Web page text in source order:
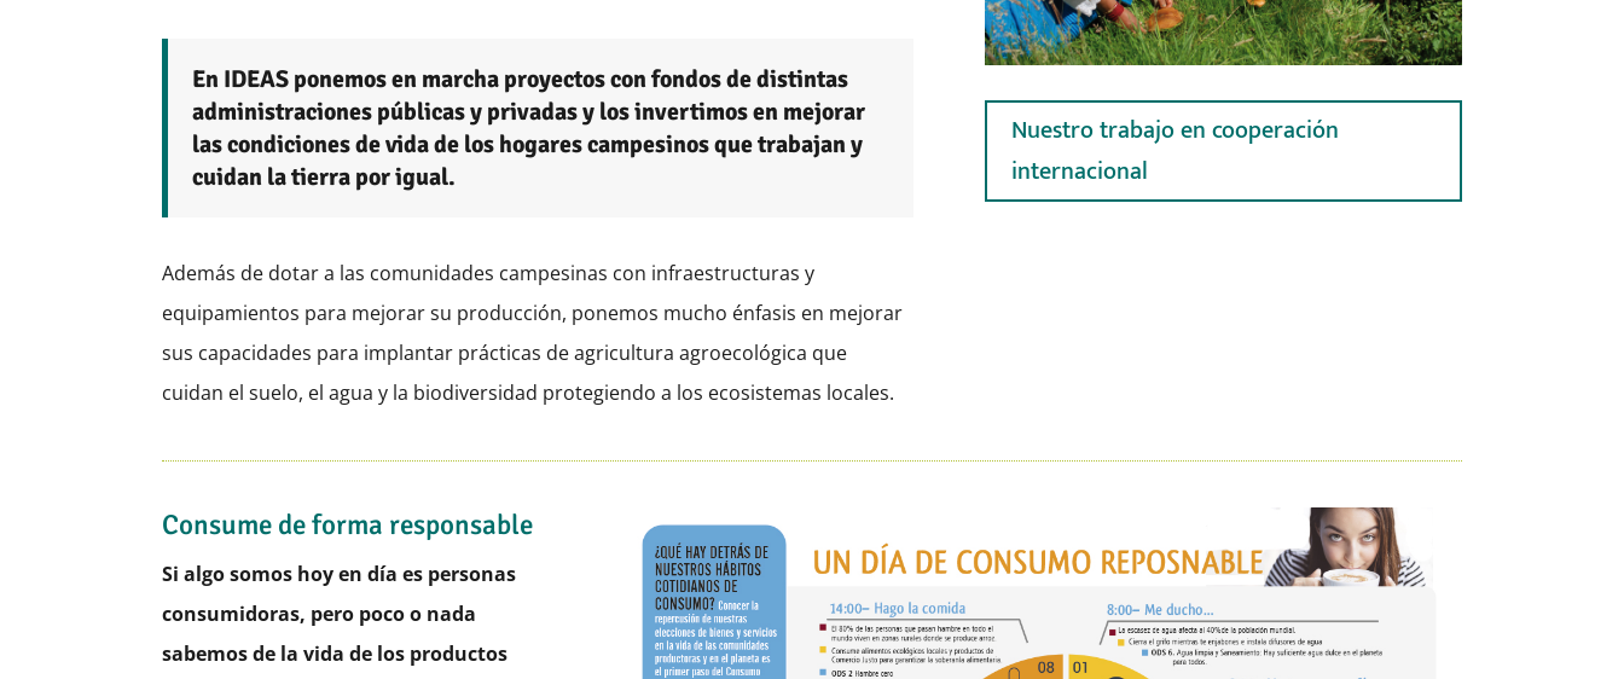
En IDEAS ponemos en marcha proyectos con fondos de distintas
administraciones públicas y privadas y los invertimos en mejorar
las condiciones de vida de los hogares campesinos que trabajan y
cuidan la tierra por igual.
Además de dotar a las comunidades campesinas con infraestructuras y
equipamientos para mejorar su producción, ponemos mucho énfasis en mejorar
sus capacidades para implantar prácticas de agricultura agroecológica que
cuidan el suelo, el agua y la biodiversidad protegiendo a los ecosistemas locales.
Nuestro trabajo en cooperación
internacional
Consume de forma responsable
Si algo somos hoy en día es personas
consumidoras, pero poco o nada
sabemos de la vida de los productos